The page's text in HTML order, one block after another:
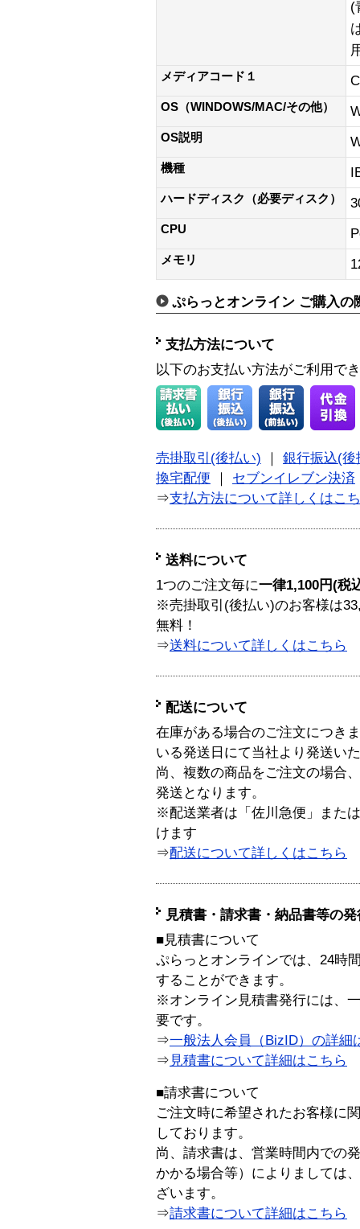
(
メディアコード１
OS（WINDOWS/MAC/その他）
OS説明
機種
ハードディスク（必要ディスク）
CPU
メモリ
ぷらっとオンライン ご購入の
支払方法について
以下のお支払い方法がご利用で
売掛取引(後払い)
銀行振込(後
換宅配便
セブンイレブン決済
⇒支払方法について詳しくはこ
送料について
1つのご注文毎に一律1,100円(税
※売掛取引(後払い)のお客様は
無料！
⇒送料について詳しくはこちら
配送について
在庫がある場合のご注文につき
いる発送日にて当社より発送い
尚、複数の商品をご注文の場合
発送となります。
※配送業者は「佐川急便」また
けます
⇒配送について詳しくはこちら
見積書・請求書・納品書等の
■見積書について
ぷらっとオンラインでは、24時
することができます。
※オンライン見積書発行には、
要です。
⇒一般法人会員（BizID）の詳細
⇒ 見積書について詳細はこちら
■請求書について
ご注文時に希望されたお客様に
しております。
尚、請求書は、営業時間内での
かかる場合等）によりましては
ざいます。
⇒請求書について詳細はこちら